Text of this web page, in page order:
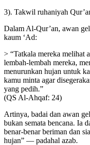
3). Takwil ruhaniyah
Dalam Al-Qur’an, awan
kaum ‘Ad:
> “Tatkala mereka melihat
lembah-lembah mereka,
menurunkan hujan untuk
kamu minta agar
yang pedih.”
(QS Al-Ahqaf: 24)
Artinya, badai dan awan
bukan semata bencana. Ia
benar-benar beriman dan
hujan” — padahal azab.